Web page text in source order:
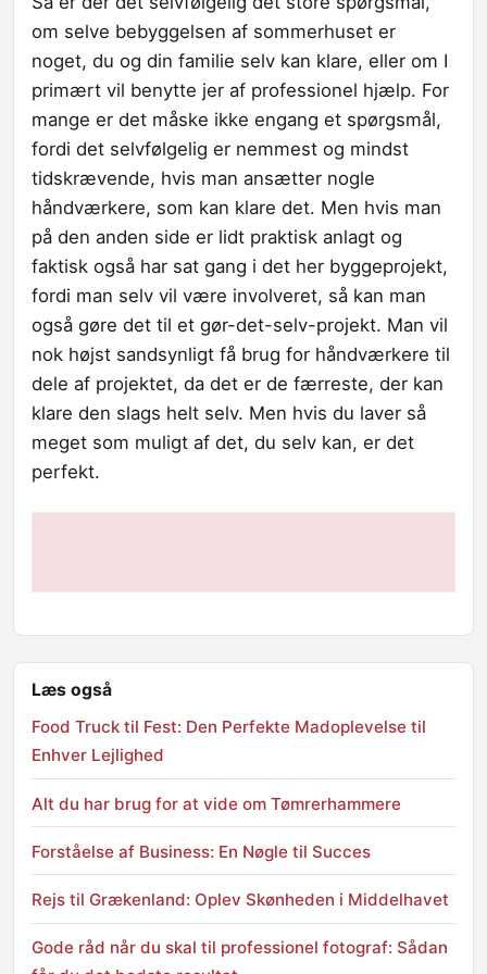
om selve bebyggelsen af sommerhuset er
noget, du og din familie selv kan klare, eller om I
primært vil benytte jer af professionel hjælp. For
mange er det måske ikke engang et spørgsmål,
fordi det selvfølgelig er nemmest og mindst
tidskrævende, hvis man ansætter nogle
håndværkere, som kan klare det. Men hvis man
på den anden side er lidt praktisk anlagt og
faktisk også har sat gang i det her byggeprojekt,
fordi man selv vil være involveret, så kan man
også gøre det til et gør-det-selv-projekt. Man vil
nok højst sandsynligt få brug for håndværkere til
dele af projektet, da det er de færreste, der kan
klare den slags helt selv. Men hvis du laver så
meget som muligt af det, du selv kan, er det
perfekt.
Læs også
Food Truck til Fest: Den Perfekte Madoplevelse til
Enhver Lejlighed
Alt du har brug for at vide om Tømrerhammere
Forståelse af Business: En Nøgle til Succes
Rejs til Grækenland: Oplev Skønheden i Middelhavet
Gode råd når du skal til professionel fotograf: Sådan